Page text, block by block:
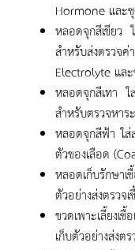
Hormone และ
หลอดจุกสีเขียว
สำหรับส่งตร
Electrolyte แล
หลอดจุกสีเทา
สำหรับตรวจหาร
หลอดจุกสีฟ้า ใส่
ตัวของเลือด
หลอดเก็บรักษา
ตัวอย่างส่งตรวจ
ขวดเพาะเลี้ยงเ
เก็บตัวอย่างส่งต